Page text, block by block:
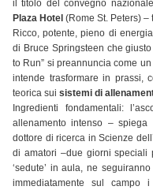
il titolo del convegno
Plaza Hotel (Rome St. Peters) –
Ricco, potente, pieno di
di Bruce Springsteen che
to Run” si preannuncia come
intende trasformare in prassi,
teorica sui sistemi di
Ingredienti fondamentali:
allenamento intenso – spiega
dottore di ricerca in Scienze
di amatori –due giorni
‘sedute’ in aula, ne
immediatamente sul